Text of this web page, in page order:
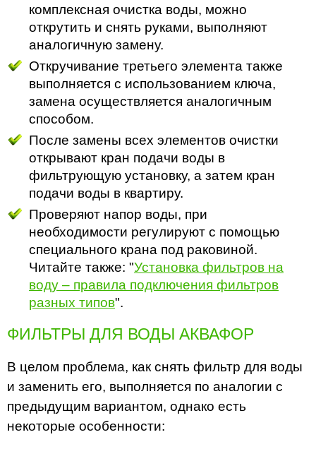
комплексная очистка воды, можно
открутить и снять руками, выполняют
аналогичную замену.
Откручивание третьего элемента также
выполняется с использованием ключа,
замена осуществляется аналогичным
способом.
После замены всех элементов очистки
открывают кран подачи воды в
фильтрующую установку, а затем кран
подачи воды в квартиру.
Проверяют напор воды, при
необходимости регулируют с помощью
специального крана под раковиной.
Читайте также: "Установка фильтров на
воду – правила подключения фильтров
разных типов".
ФИЛЬТРЫ ДЛЯ ВОДЫ АКВАФОР
В целом проблема, как снять фильтр для воды
и заменить его, выполняется по аналогии с
предыдущим вариантом, однако есть
некоторые особенности: